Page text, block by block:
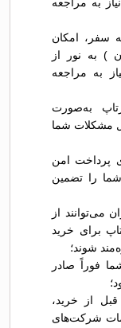
سفر، امکان
) به نور از
به مراجعه
سفرتاپ به‌صورت
مشکلات شما
پرداخت امن
را تضمین
می‌توانند از
برای خرید
شوند؛
فوراً صادر
از خرید،
شرکت‌های